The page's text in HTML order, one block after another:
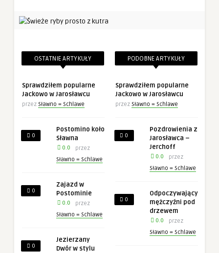
OSTATNIE ARTYKUŁY
Sprawdziłem popularne
Jackowo w Jarosławcu
przez Sławno = Schlawe
0
Postomino koło
Sławna
0.0
przez
Sławno = Schlawe
0
Zajazd w
Postominie
0.0
przez
Sławno = Schlawe
0
Jezierzany
Dwór w stylu
PODOBNE ARTYKUŁY
Sprawdziłem popularne
Jackowo w Jarosławcu
przez Sławno = Schlawe
0
Pozdrowienia z
Jarosławca –
Jerchoff
0.0
przez
Sławno = Schlawe
0
Odpoczywający
mężczyźni pod
drzewem
0.0
przez
Sławno = Schlawe